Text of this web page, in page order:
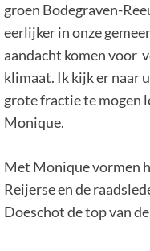
groen Bodegraven-
eerlijker in onze
aandacht komen voor
klimaat. Ik kijk er naar
grote fractie te mogen
Monique.
Met Monique vormen
Reijerse en de
Doeschot de top van